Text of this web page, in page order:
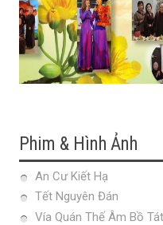
Phim & Hình Ảnh
An Cư Kiết Hạ
Tết Nguyên Đán
Vía Quán Thế Âm Bồ Tát